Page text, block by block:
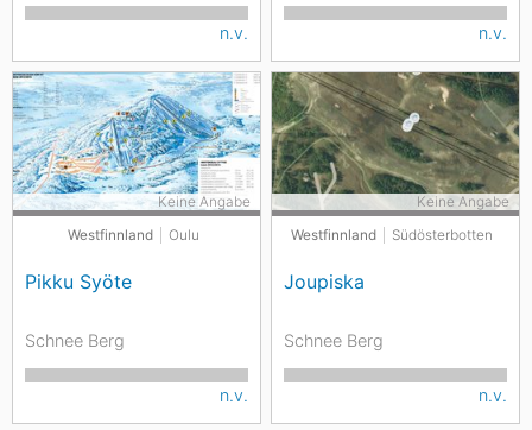
n.v. n.v.
Westfinnland Oulu
Pikku Syöte
Keine Angabe
Schnee Berg
n.v.
Westfinnland Südösterbotten
Joupiska
Keine Angabe
Schnee Berg
n.v.